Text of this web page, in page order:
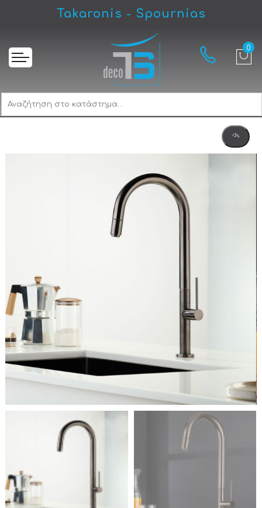
Takaronis - Spournias
Armando Vicario Tozo Black Brushed 48780-410 Μπαταρία Κουζίνας Αποσπώμενη